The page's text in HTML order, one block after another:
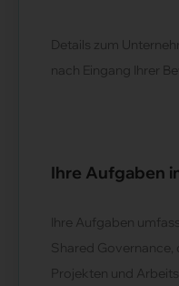
Details zum
nach Eingang Ihrer
Ihre Aufgaben
Ihre Aufgaben
Shared Governance,
Projekten und